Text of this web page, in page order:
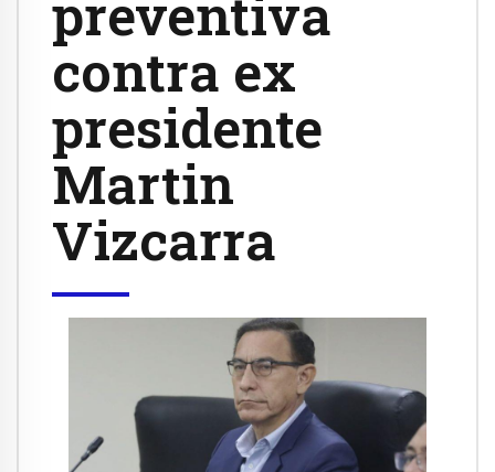
preventiva
contra ex
presidente
Martin
Vizcarra